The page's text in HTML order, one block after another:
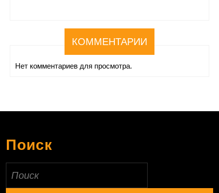
КОММЕНТАРИИ
Нет комментариев для просмотра.
Поиск